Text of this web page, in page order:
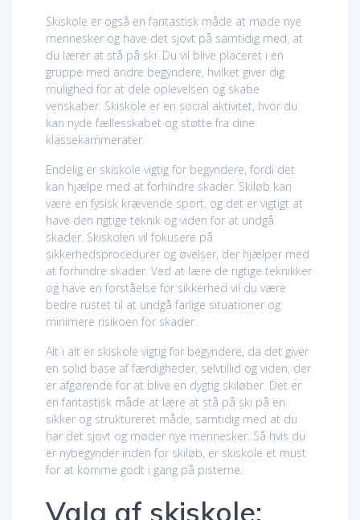
Skiskole er også en fantastisk måde at møde nye
mennesker og have det sjovt på samtidig med, at
du lærer at stå på ski. Du vil blive placeret i en
gruppe med andre begyndere, hvilket giver dig
mulighed for at dele oplevelsen og skabe
venskaber. Skiskole er en social aktivitet, hvor du
kan nyde fællesskabet og støtte fra dine
klassekammerater.
Endelig er skiskole vigtig for begyndere, fordi det
kan hjælpe med at forhindre skader. Skiløb kan
være en fysisk krævende sport, og det er vigtigt at
have den rigtige teknik og viden for at undgå
skader. Skiskolen vil fokusere på
sikkerhedsprocedurer og øvelser, der hjælper med
at forhindre skader. Ved at lære de rigtige teknikker
og have en forståelse for sikkerhed vil du være
bedre rustet til at undgå farlige situationer og
minimere risikoen for skader.
Alt i alt er skiskole vigtig for begyndere, da det giver
en solid base af færdigheder, selvtillid og viden, der
er afgørende for at blive en dygtig skiløber. Det er
en fantastisk måde at lære at stå på ski på en
sikker og struktureret måde, samtidig med at du
har det sjovt og møder nye mennesker. Så hvis du
er nybegynder inden for skiløb, er skiskole et must
for at komme godt i gang på pisterne.
Valg af skiskole: